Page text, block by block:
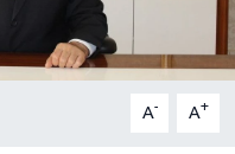
A- A+